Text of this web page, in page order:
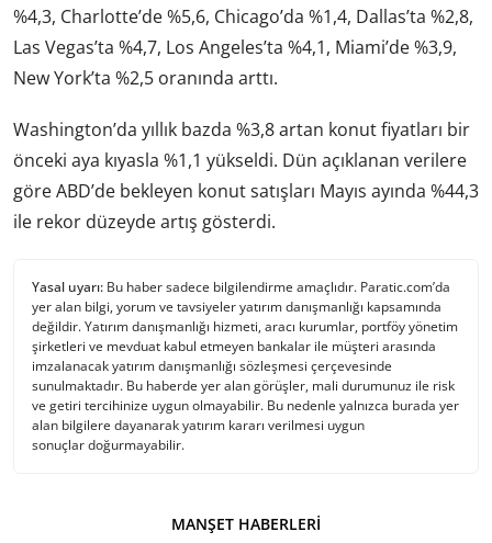
%4,3, Charlotte’de %5,6, Chicago’da %1,4, Dallas’ta %2,8,
Las Vegas’ta %4,7, Los Angeles’ta %4,1, Miami’de %3,9,
New York’ta %2,5 oranında arttı.
Washington’da yıllık bazda %3,8 artan konut fiyatları bir
önceki aya kıyasla %1,1 yükseldi. Dün açıklanan verilere
göre ABD’de bekleyen konut satışları Mayıs ayında %44,3
ile rekor düzeyde artış gösterdi.
Yasal uyarı: Bu haber sadece bilgilendirme amaçlıdır. Paratic.com’da
yer alan bilgi, yorum ve tavsiyeler yatırım danışmanlığı kapsamında
değildir. Yatırım danışmanlığı hizmeti, aracı kurumlar, portföy yönetim
şirketleri ve mevduat kabul etmeyen bankalar ile müşteri arasında
imzalanacak yatırım danışmanlığı sözleşmesi çerçevesinde
sunulmaktadır. Bu haberde yer alan görüşler, mali durumunuz ile risk
ve getiri tercihinize uygun olmayabilir. Bu nedenle yalnızca burada yer
alan bilgilere dayanarak yatırım kararı verilmesi uygun
sonuçlar doğurmayabilir.
MANŞET HABERLERI